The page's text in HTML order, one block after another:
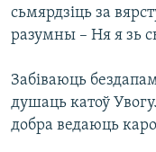
сьмярдзiць за
разумны – Ня я зь
Забiваюць
душаць катоў
добра ведаюць